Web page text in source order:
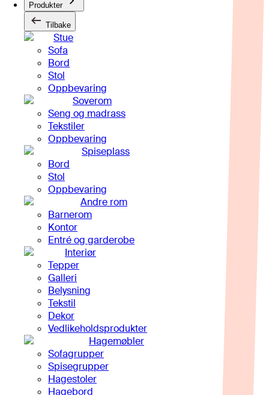
Produkter
Tilbake
Stue
Sofa
Bord
Stol
Oppbevaring
Soverom
Seng og madrass
Tekstiler
Oppbevaring
Spiseplass
Bord
Stol
Oppbevaring
Andre rom
Barnerom
Kontor
Entré og garderobe
Interiør
Tepper
Galleri
Belysning
Tekstil
Dekor
Vedlikeholdsprodukter
Hagemøbler
Sofagrupper
Spisegrupper
Hagestoler
Hagebord